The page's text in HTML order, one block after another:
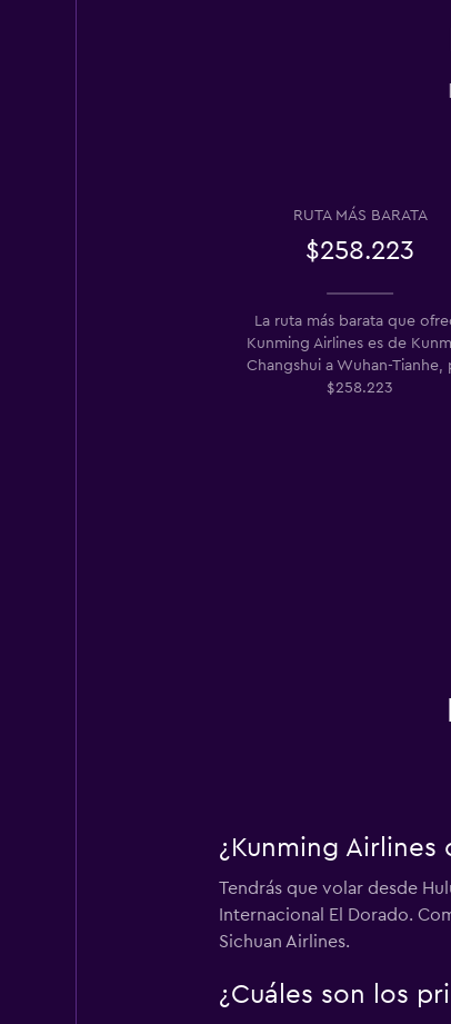
RUTA MÁS BARATA
$258.223
La ruta más barata que
Kunming Airlines es de
Changshui a Wuhan-Tianhe,
$258.223
¿Kunming
Tendrás que volar desde
Internacional El Dorado.
Sichuan Airlines.
¿Cuáles son los